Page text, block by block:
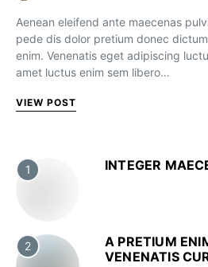
Aenean eleifend ante maecenas
pede dis dolor pretium donec
enim. Venenatis eget adipiscing
amet luctus enim sem libero…
VIEW POST
1 INTEGER
2
A PRETIUM
VENENATIS